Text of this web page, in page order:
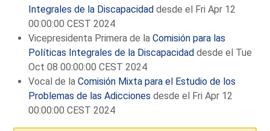
Integrales de la Discapacidad desde el Fri Apr 12
00:00:00 CEST 2024
Vicepresidenta Primera de laComisión para las
Políticas Integrales de la Discapacidad desde el Tue
Oct 08 00:00:00 CEST 2024
Vocal de laComisión Mixta para el Estudio de los
Problemas de las Adicciones desde el Fri Apr 12
00:00:00 CEST 2024